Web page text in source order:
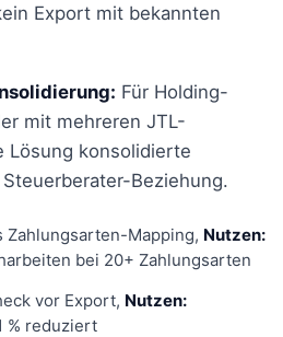
Export mit bekannten
Für Holding-
mit mehreren JTL-
Lösung konsolidierte
Beziehung.
Zahlungsarten-Mapping, Nutzen:
bei 20+ Zahlungsarten
vor Export, Nutzen:
% reduziert